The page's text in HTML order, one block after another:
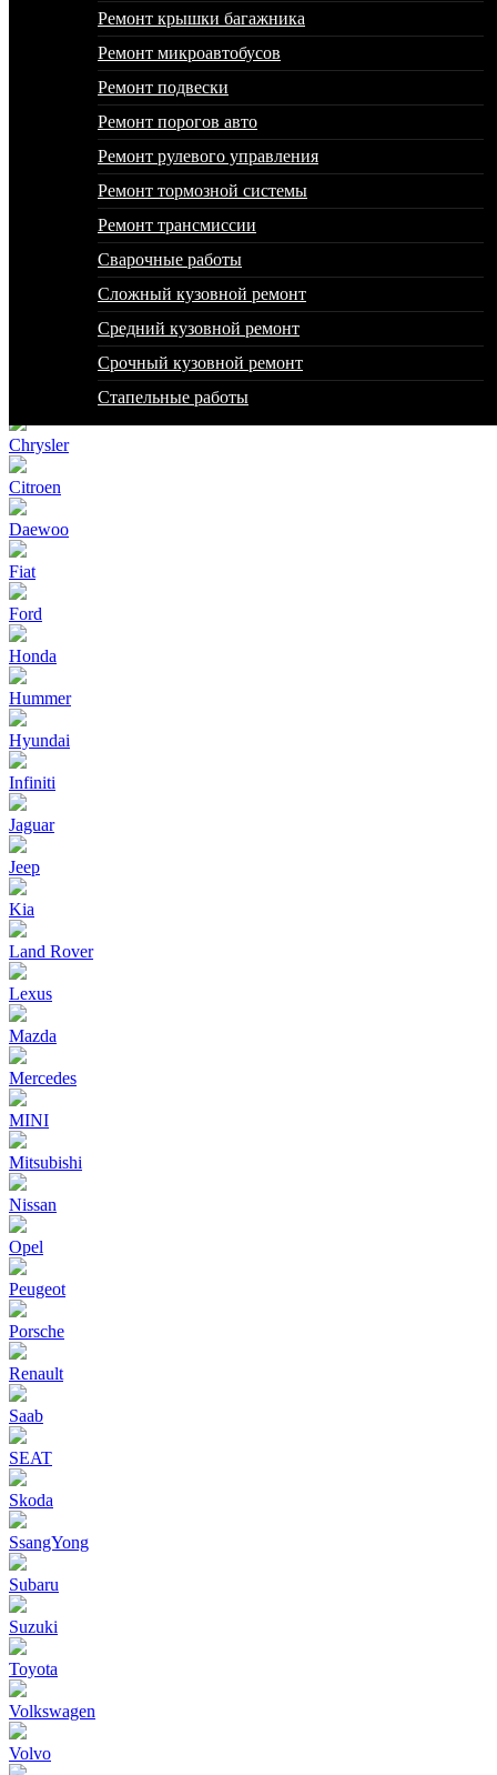
Ремонт крышки багажника
Ремонт микроавтобусов
Ремонт подвески
Ремонт порогов авто
Ремонт рулевого управления
Ремонт тормозной системы
Ремонт трансмиссии
Сварочные работы
Сложный кузовной ремонт
Средний кузовной ремонт
Срочный кузовной ремонт
Стапельные работы
Chrysler
Citroen
Daewoo
Fiat
Ford
Honda
Hummer
Hyundai
Infiniti
Jaguar
Jeep
Kia
Land Rover
Lexus
Mazda
Mercedes
MINI
Mitsubishi
Nissan
Opel
Peugeot
Porsche
Renault
Saab
SEAT
Skoda
SsangYong
Subaru
Suzuki
Toyota
Volkswagen
Volvo